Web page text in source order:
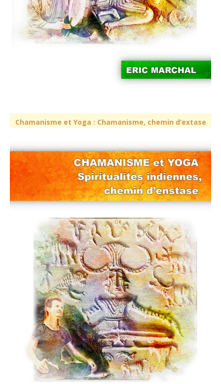
Chamanisme et Yoga : Chamanisme, chemin d’extase